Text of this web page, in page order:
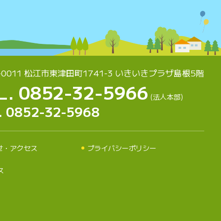
松江市東津田町1741-3 いきいきプラザ島根5階
0852-32-5966 (法人本部)
0852-32-5968
・アクセス プライバシーポリシー